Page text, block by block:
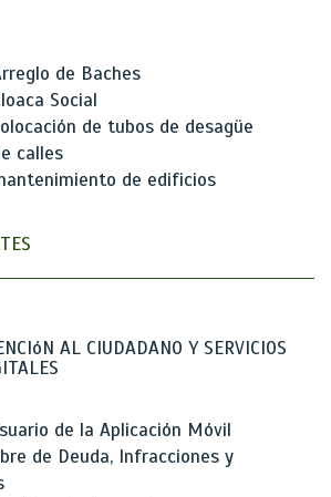
de Baches
Social
de tubos de desagüe
calles
de edificios
AL CIUDADANO Y SERVICIOS
de la Aplicación Móvil
de Deuda, Infracciones y